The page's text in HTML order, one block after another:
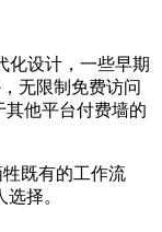
化设计，一些早期
无限制免费访问
其他平台付费墙的
既有的工作流
择。